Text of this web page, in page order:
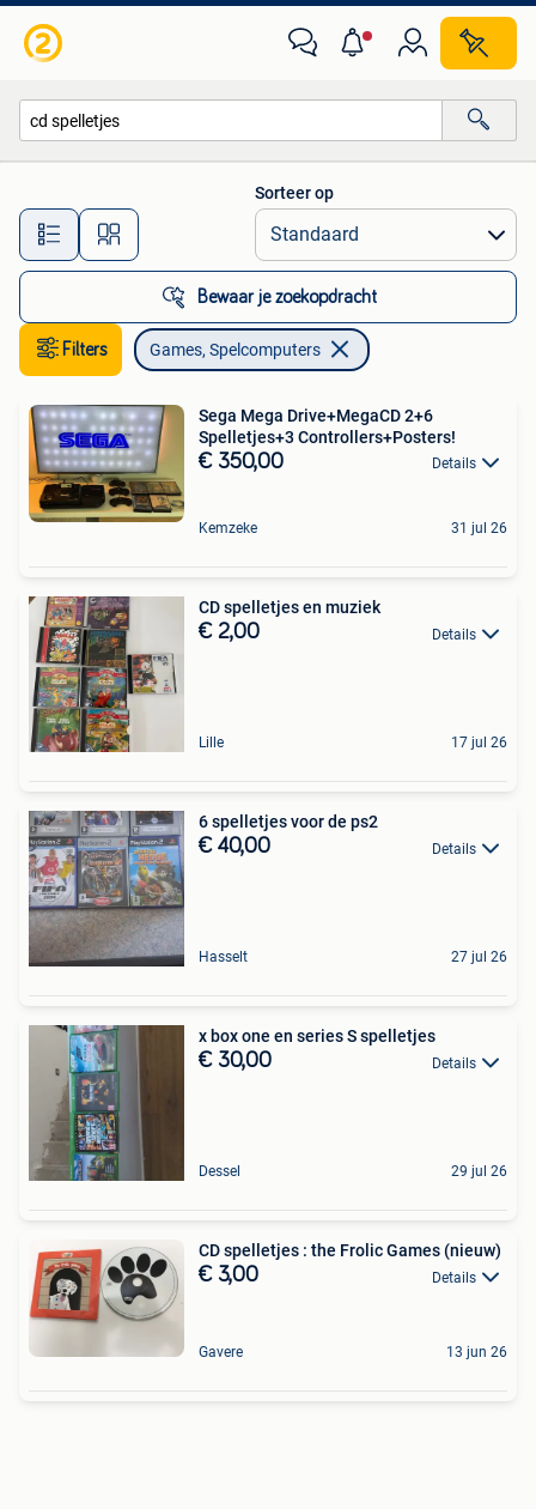
Alle afstanden…
Sorteer op
Bewaar je zoekopdracht
Filters Games, Spelcomputers
Sega Mega Drive+MegaCD 2+6
Spelletjes+3 Controllers+Posters!
€ 350,00 Details
Kemzeke 31 jul 26
CD spelletjes en muziek
€ 2,00 Details
Lille 17 jul 26
6 spelletjes voor de ps2
€ 40,00 Details
Hasselt 27 jul 26
x box one en series S spelletjes
€ 30,00 Details
Dessel 29 jul 26
CD spelletjes : the Frolic Games (nieuw)
€ 3,00 Details
Gavere 13 jun 26